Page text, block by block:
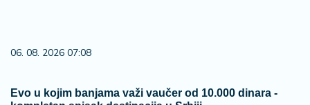
06. 08. 2026 07:08
Evo u kojim banjama važi vaučer od 10.000 dinara -